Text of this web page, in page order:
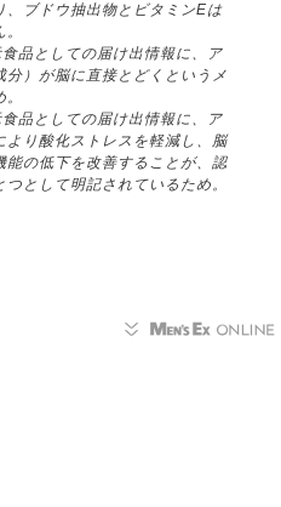
、ブドウ抽出物とビタミンEは
品としての届け出情報に、ア
）が脳に直接とどくというメ
品としての届け出情報に、ア
より酸化ストレスを軽減し、脳
能の低下を改善することが、認
として明記されているため。